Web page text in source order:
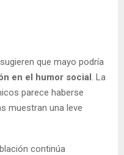
que mayo podría
en el humor social. La
parece haberse
muestran una leve
continúa